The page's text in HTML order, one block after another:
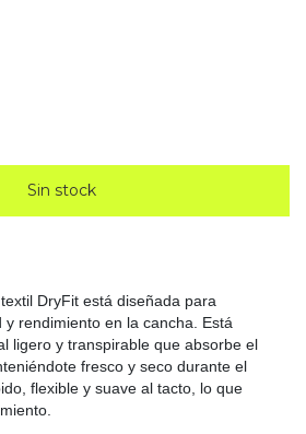
DryFit está diseñada para
rendimiento en la cancha. Está
ligero y transpirable que absorbe el
fresco y seco durante el
flexible y suave al tacto, lo que